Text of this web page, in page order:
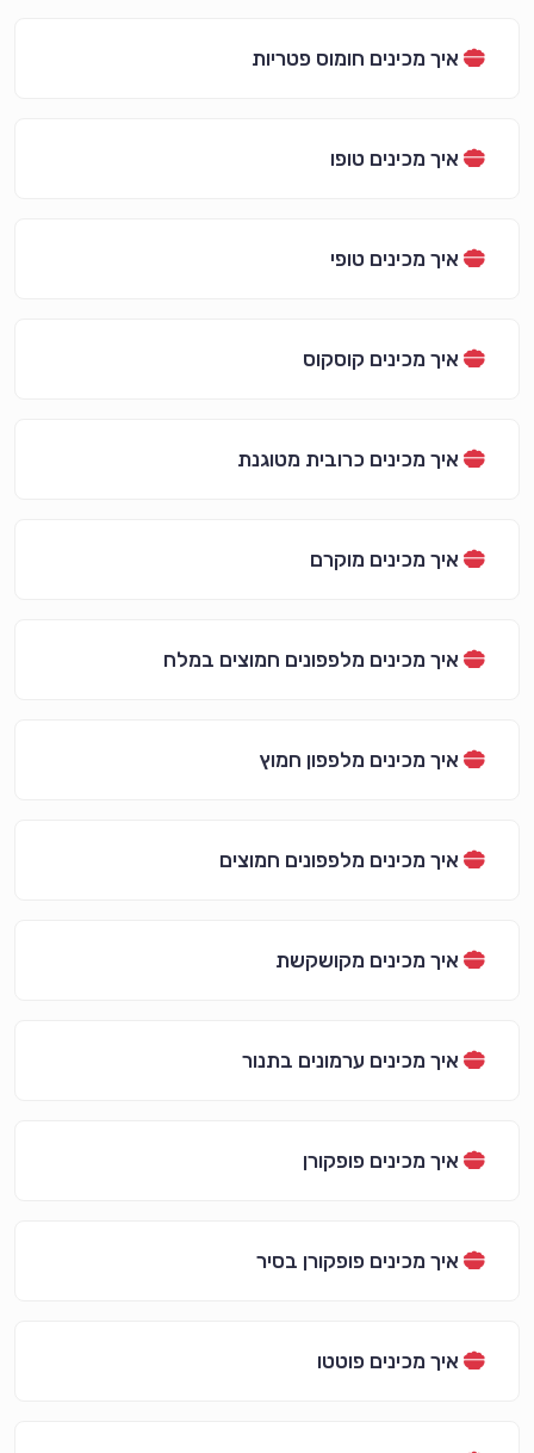
איך מכינים חומוס פטריות
איך מכינים טופו
איך מכינים טופי
איך מכינים קוסקוס
איך מכינים כרובית מטוגנת
איך מכינים מוקרם
איך מכינים מלפפונים חמוצים במלח
איך מכינים מלפפון חמוץ
איך מכינים מלפפונים חמוצים
איך מכינים מקושקשת
איך מכינים ערמונים בתנור
איך מכינים פופקורן
איך מכינים פופקורן בסיר
איך מכינים פוטטו